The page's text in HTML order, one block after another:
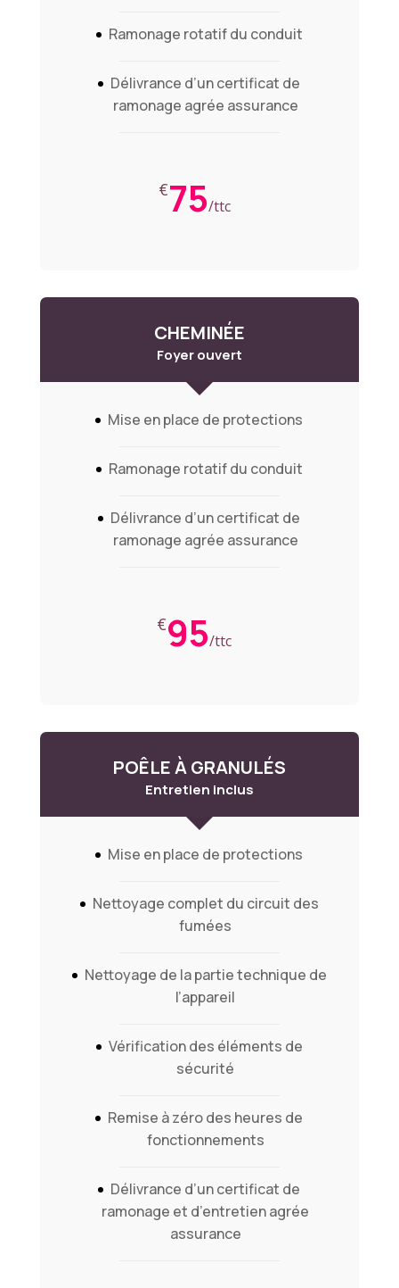
€75/ttc
Ramonage rotatif du conduit
Délivrance d’un certificat de
ramonage agrée assurance
CHEMINÉE
Foyer ouvert
€95/ttc
Mise en place de protections
Ramonage rotatif du conduit
Délivrance d’un certificat de
ramonage agrée assurance
POÊLE À GRANULÉS
Entretien inclus
Mise en place de protections
Nettoyage complet du circuit des
fumées
Nettoyage de la partie technique de
l’appareil
Vérification des éléments de
sécurité
Remise à zéro des heures de
fonctionnements
Délivrance d’un certificat de
ramonage et d’entretien agrée
assurance